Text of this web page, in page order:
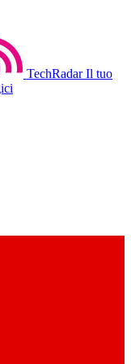
TechRadar Il tuo